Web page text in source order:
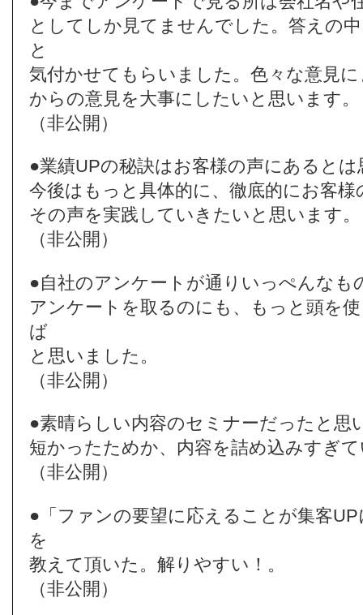
としてしか見てませんでした。答えの
と
気付かせてもらいました。色々な意見
からの意見を大事にしたいと思います。
（非公開）
●業績UPの秘訣はお客様の声にあると
今後はもっと具体的に、徹底的にお客
その声を実践していきたいと思います。
（非公開）
●自社のアンケートが通りいっぺんなも
アンケートを取るのにも、もっと頭を
ば
と思いました。
（非公開）
●素晴らしい内容のセミナーだったと思
短かったためか、内容を詰め込みすぎ
（非公開）
●「ファンの要望に応えることが集客
を
教えて頂いた。解りやすい！。
（非公開）